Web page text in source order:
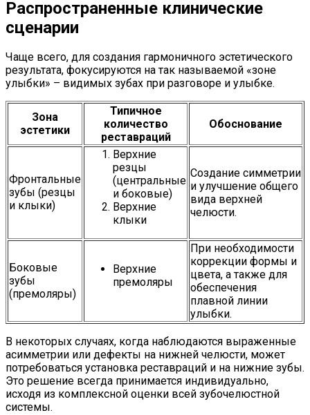
Распространенные клинические
сценарии
Чаще всего, для создания гармоничного эстетического
результата, фокусируются на так называемой «зоне
улыбки» – видимых зубах при разговоре и улыбке.
Зона
эстетики
Типичное
количество
реставраций
Обоснование
Фронтальные
зубы (резцы
и клыки)
Верхние
резцы
(центральные
и боковые)
Верхние
клыки
Создание симметрии
и улучшение общего
вида верхней
челюсти.
Боковые
зубы
(премоляры)
Верхние
премоляры
При необходимости
коррекции формы и
цвета, а также для
обеспечения
плавной линии
улыбки.
В некоторых случаях, когда наблюдаются выраженные
асимметрии или дефекты на нижней челюсти, может
потребоваться установка реставраций и на нижние зубы.
Это решение всегда принимается индивидуально,
исходя из комплексной оценки всей зубочелюстной
системы.